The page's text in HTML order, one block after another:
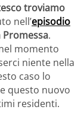
troviamo
nell’episodio
Promessa.
momento
niente nella
caso lo
questo nuovo
residenti.